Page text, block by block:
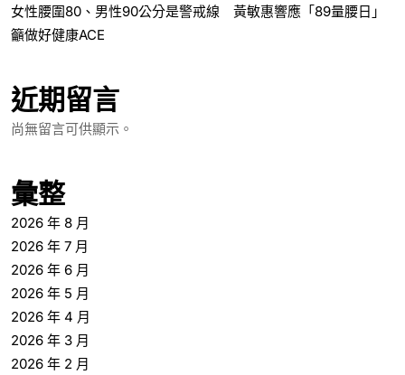
女性腰圍80、男性90公分是警戒線 黃敏惠響應「89量腰日」
籲做好健康ACE
近期留言
尚無留言可供顯示。
彙整
2026 年 8 月
2026 年 7 月
2026 年 6 月
2026 年 5 月
2026 年 4 月
2026 年 3 月
2026 年 2 月